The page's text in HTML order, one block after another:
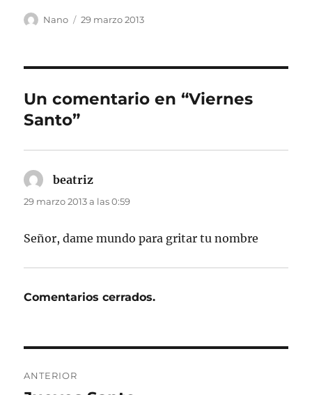
Autor
Nano
Publicado
29 marzo 2013
Un comentario en “Viernes
Santo”
beatriz
29 marzo 2013 a las 0:59
Señor, dame mundo para gritar tu nombre
Comentarios cerrados.
ANTERIOR